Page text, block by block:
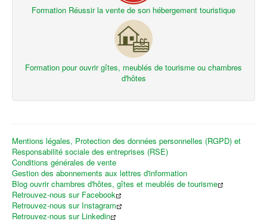
Formation Réussir la vente de son hébergement touristique
Formation pour ouvrir gîtes, meublés de tourisme ou chambres
d'hôtes
Mentions légales, Protection des données personnelles (RGPD) et
Responsabilité sociale des entreprises (RSE)
Conditions générales de vente
Gestion des abonnements aux lettres d'information
Blog ouvrir chambres d'hôtes, gîtes et meublés de tourisme
Retrouvez-nous sur Facebook
Retrouvez-nous sur Instagram
Retrouvez-nous sur Linkedin